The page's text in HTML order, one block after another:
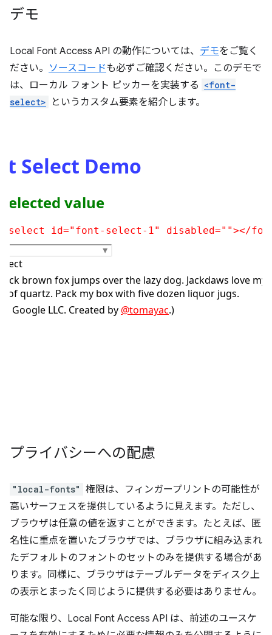
デモ
Local Font Access API の動作については、 デモをご覧く
ださい。 ソースコードも必ずご確認ください。このデモで
は、ローカル フォント ピッカーを実装する <font-
select>
というカスタム要素を紹介します。
プライバシーへの配慮
"local-fonts" 権限は、フィンガープリントの可能性が
高いサーフェスを提供しているように見えます。ただし、
ブラウザは任意の値を返すことができます。たとえば、匿
名性に重点を置いたブラウザでは、ブラウザに組み込まれ
たデフォルトのフォントのセットのみを提供する場合があ
ります。同様に、ブラウザはテーブルデータをディスク上
の表示とまったく同じように提供する必要はありません。
可能な限り、Local Font Access API は、前述のユースケ